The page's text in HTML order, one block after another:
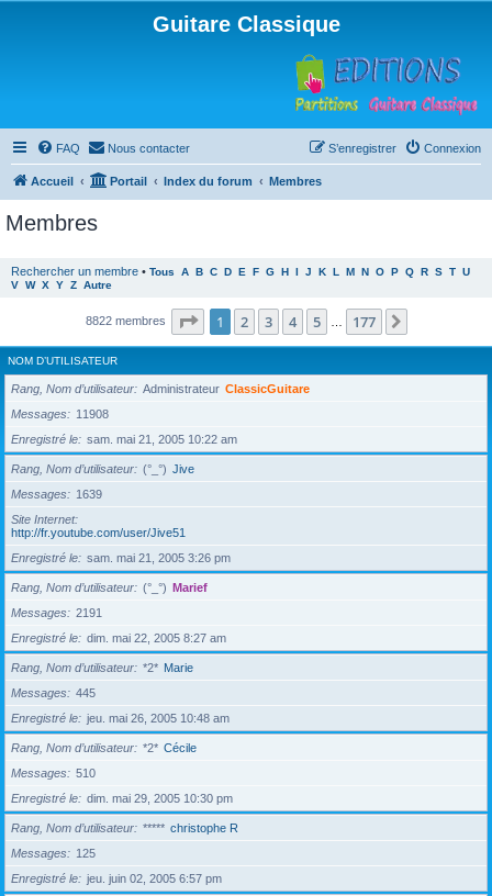
Guitare Classique
FAQ Nous contacter Connexion
S’enregistrer
Accueil Portail Index du forum Membres
Membres
Rechercher un membre • Tous A B C D E F G H I J K L M N O P Q R S T U
V W X Y Z Autre
8822 membres Page 1sur177
1 2 3 4 5 177
NOM D’UTILISATEUR
Rang, Nom d’utilisateur Administrateur ClassicGuitare
Messages
11908
Enregistré le
sam. mai 21, 2005 10:22 am
Rang, Nom d’utilisateur (°_°) Jive
Messages
1639
Site Internet
http://fr.youtube.com/user/Jive51
Enregistré le
sam. mai 21, 2005 3:26 pm
Rang, Nom d’utilisateur (°_°) Marief
Messages
2191
Enregistré le
dim. mai 22, 2005 8:27 am
Rang, Nom d’utilisateur *2* Marie
Messages
445
Enregistré le
jeu. mai 26, 2005 10:48 am
Rang, Nom d’utilisateur *2* Cécile
Messages
510
Enregistré le
dim. mai 29, 2005 10:30 pm
Rang, Nom d’utilisateur ***** christophe R
Messages
125
Enregistré le
jeu. juin 02, 2005 6:57 pm